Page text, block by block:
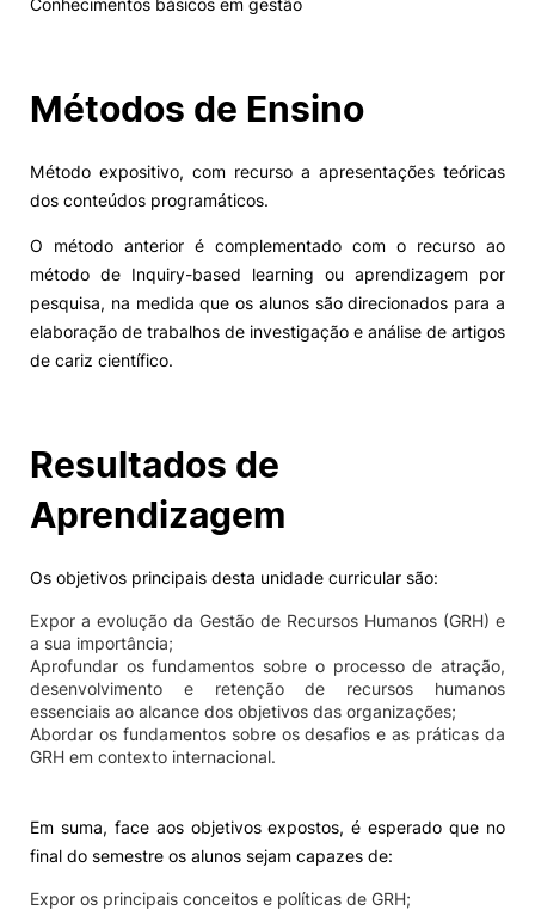
Projetos PRR
Magazine
Eventos
©2026 Instituto Politécnico de
Conhecimentos básicos em gestão
Métodos de Ensino
Método expositivo, com recurso a apresentações teóricas
dos conteúdos programáticos.
O método anterior é complementado com o recurso ao
método de Inquiry-based learning ou aprendizagem por
pesquisa, na medida que os alunos são direcionados para a
elaboração de trabalhos de investigação e análise de artigos
de cariz científico.
Resultados de
Aprendizagem
Os objetivos principais desta unidade curricular são:
Expor a evolução da Gestão de Recursos Humanos (GRH) e
a sua importância;
Aprofundar os fundamentos sobre o processo de atração,
desenvolvimento e retenção de recursos humanos
essenciais ao alcance dos objetivos das organizações;
Abordar os fundamentos sobre os desafios e as práticas da
GRH em contexto internacional.
Em suma, face aos objetivos expostos, é esperado que no
final do semestre os alunos sejam capazes de:
Expor os principais conceitos e políticas de GRH;